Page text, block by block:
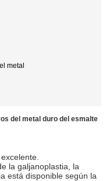
metal
del metal duro del esmalte
la galjanoplastia, la
está disponible según la